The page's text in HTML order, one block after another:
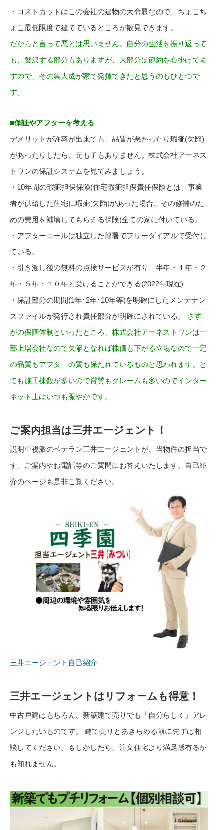
・コストカットはこの会社の建物の大命題なので、ちょこち
ょこ最低限度で建てているところが散見できます。
だからと言って悪とは思いません。自分の生活を振り返って
も、贅沢する部分もありますが、大部分は節約を心掛けてま
すので、その集大成が家で発揮できたと思うのもひとつで
す。
■保証やアフターを考える
デメリットが許容が出来ても、品質が悪かったり瑕疵(欠陥)
があったりしたら、元も子もありません。株式会社アーネス
トワンの保証システムを見てみましょう。
・10年間の瑕疵担保保険(住宅瑕疵担保責任保険とは、事業
者が供給した住宅に瑕疵(欠陥)があった場合、その修補のた
めの費用を補填してもらえる保険)全ての家に付いている。
・アフターコールは独立した部署でフリーダイアルで受付し
ている。
・引き渡し後の無料の点検サービスが有り、半年・１年・２
年・５年・１０年と受けることができる(2022年現在)
・保証部分の期間(1年･2年･10年等)を明確にしたメンテナン
スファイルが発行され責任部分が明確にされている。
さす
がの保障体制といったところ、株式会社アーネストワンは一
部上場会社なので欠陥となれば株価も下がる立場なので一定
の品質もアフターの質も保たれているものと思われます。と
ても施工棟数が多いので賞賛もクレームも多いのでインター
ネット上はいつも賑やかです。
ご案内担当は三井エージェント！
説明重視派のベテラン三井エージェントが、当物件の担当で
す。ご案内やお電話等のご質問にお答えいたします。自己紹
介のページも是非ご覧ください。
三井エージェント自己紹介
三井エージェントはリフォームも得意！
中古戸建はもちろん、新築建て売りでも「自分らしく」アレ
ンジしたいものです。 建て売りとあきらめる前に先ずは相
談してください。もしかしたら、注文住宅より満足感有るか
も知れません。